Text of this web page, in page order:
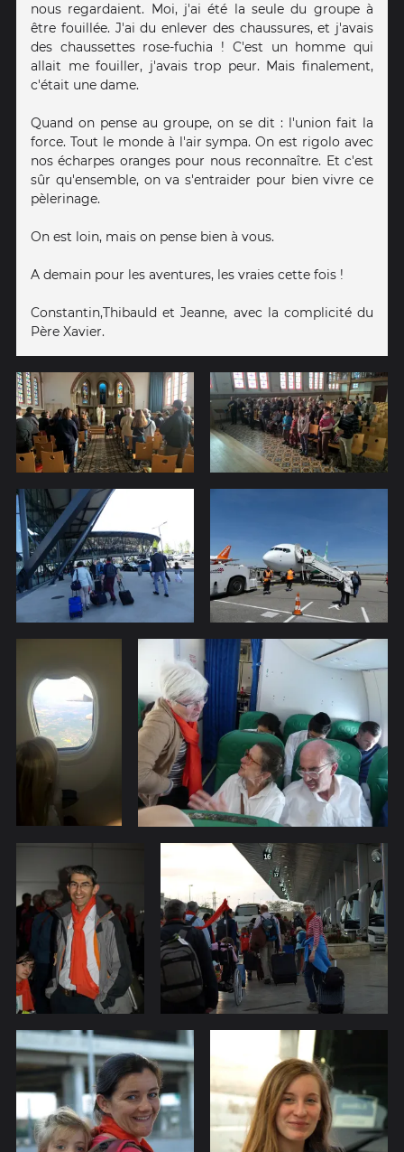
nous regardaient. Moi, j'ai été la seule du groupe à
être fouillée. J'ai du enlever des chaussures, et j'avais
des chaussettes rose-fuchia ! C'est un homme qui
allait me fouiller, j'avais trop peur. Mais finalement,
c'était une dame.
Quand on pense au groupe, on se dit : l'union fait la
force. Tout le monde à l'air sympa. On est rigolo avec
nos écharpes oranges pour nous reconnaître. Et c'est
sûr qu'ensemble, on va s'entraider pour bien vivre ce
pèlerinage.
On est loin, mais on pense bien à vous.
A demain pour les aventures, les vraies cette fois !
Constantin,Thibauld et Jeanne, avec la complicité du
Père Xavier.